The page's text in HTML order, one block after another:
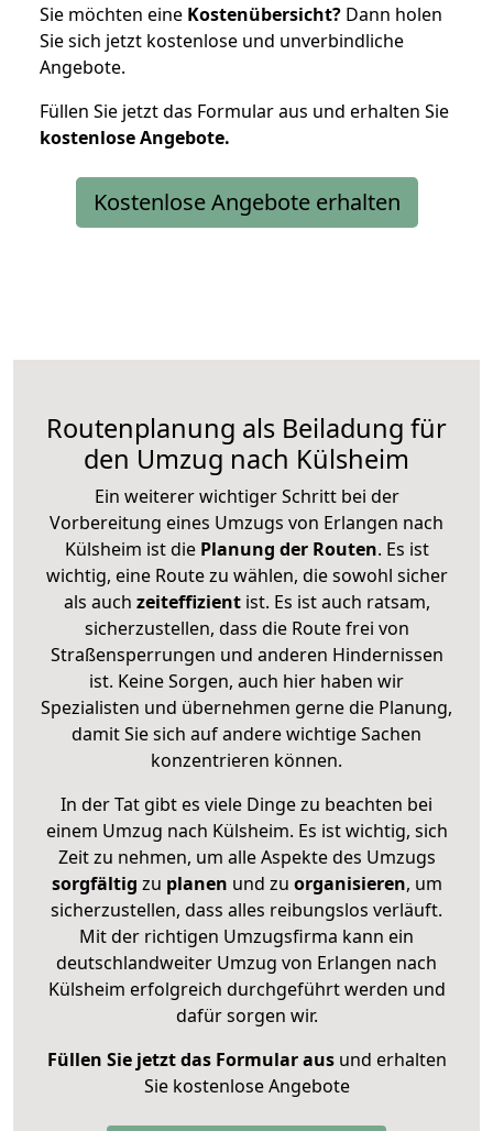
Sie möchten eine Kostenübersicht? Dann holen
Sie sich jetzt kostenlose und unverbindliche
Angebote.
Füllen Sie jetzt das Formular aus und erhalten Sie
kostenloseAngebote.
Kostenlose Angebote erhalten
Routenplanung als Beiladung für
den Umzug nach Külsheim
Ein weiterer wichtiger Schritt bei der
Vorbereitung eines Umzugs von Erlangen nach
Külsheim ist diePlanung der Routen. Es ist
wichtig, eine Route zu wählen, die sowohl sicher
als auch zeiteffizientist. Es ist auch ratsam,
sicherzustellen, dass die Route frei von
Straßensperrungen und anderen Hindernissen
ist. Keine Sorgen, auch hier haben wir
Spezialisten und übernehmen gerne die Planung,
damit Sie sich auf andere wichtige Sachen
konzentrieren können.
In der Tat gibt es viele Dinge zu beachten bei
einem Umzug nach Külsheim. Es ist wichtig, sich
Zeit zu nehmen, um alle Aspekte des Umzugs
sorgfältig zu planen und zu organisieren, um
sicherzustellen, dass alles reibungslos verläuft.
Mit der richtigen Umzugsfirma kann ein
deutschlandweiter Umzug von Erlangen nach
Külsheim erfolgreich durchgeführt werden und
dafür sorgen wir.
Füllen Sie jetzt das Formular ausund erhalten
Sie kostenlose Angebote